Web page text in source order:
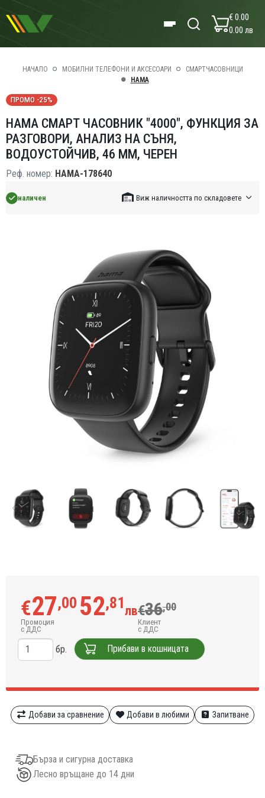
€ 0.00
0.00 лв
НАЧАЛО МОБИЛНИ ТЕЛЕФОНИ И АКСЕСОАРИ
СМАРТЧАСОВНИЦИ
HAMA
ПРОМО -25%
HAMA СМАРТ ЧАСОВНИК "4000", ФУНКЦИЯ ЗА
РАЗГОВОРИ, АНАЛИЗ НА СЪНЯ,
ВОДОУСТОЙЧИВ, 46 ММ, ЧЕРЕН
Реф. номер: HAMA-178640
наличен Виж наличността по складовете
€27,00 52,81лв
Промоция
с ДДС
€36,00
Клиент
с ДДС
бр. Прибави в кошницата
Добави за сравнение Добави в любими Запитване
Бърза и сигурна доставка
Лесно връщане до 14 дни